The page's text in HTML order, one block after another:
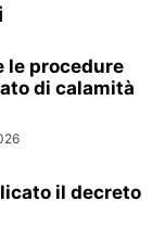
le procedure
di calamità
il decreto